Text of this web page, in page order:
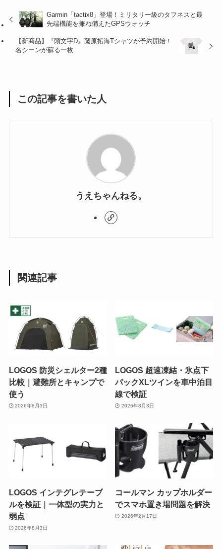
Garmin「tactix8」登場！ミリタリー級のタフネスと最
先端機能を兼ね備えたGPSウォッチ
【新商品】『頭文字D』藤原拓海Tシャツが予約開始！
名シーンが蘇る一枚
この記事を書いた人
うえちゃんねる。
関連記事
LOGOS 防災シェルター2種
比較｜避難所とキャンプで
使う
2026年8月3日
LOGOS 超速凍結・氷点下
パックXLツインを車中泊目
線で検証
2026年8月3日
LOGOS インテグレテーブ
ルを検証｜一体型の実力と
弱点
2026年8月3日
コールマン カップホルダー
でスマホ置き場問題を解決
2026年2月17日